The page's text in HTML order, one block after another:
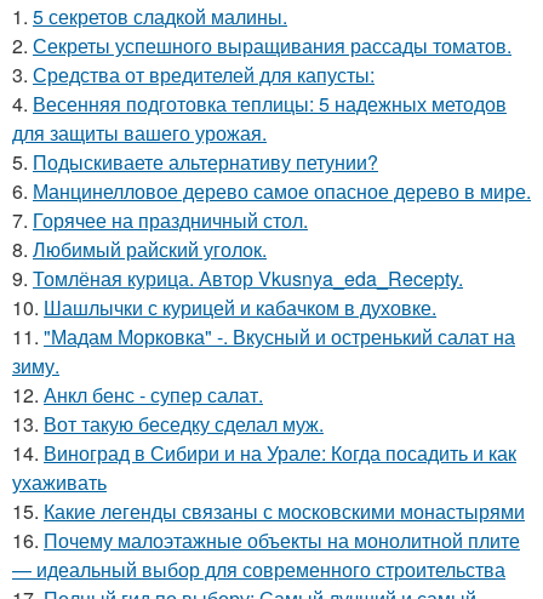
1. 5 секретов сладкой малины.
2. Секреты успешного выращивания рассады томатов.
3. Средства от вредителей для капусты:
4. Весенняя подготовка теплицы: 5 надежных методов
для защиты вашего урожая.
5. Подыскиваете альтернативу петунии?
6. Манцинелловое дерево самое опасное дерево в мире.
7. Горячее на праздничный стол.
8. Любимый райский уголок.
9. Томлёная курица. Автор Vkusnya_eda_Recepty.
10. Шашлычки с курицей и кабачком в духовке.
11. "Мадам Морковка" -. Вкусный и остренький салат на
зиму.
12. Анкл бенс - супер салат.
13. Вот такую беседку сделал муж.
14. Виноград в Сибири и на Урале: Когда посадить и как
ухаживать
15. Какие легенды связаны с московскими монастырями
16. Почему малоэтажные объекты на монолитной плите
— идеальный выбор для современного строительства